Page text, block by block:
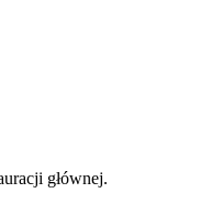
głównej.